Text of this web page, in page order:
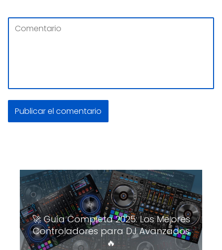
🚀 Guía Completa 2025: Los Mejores
Controladores para DJ Avanzados
🔥